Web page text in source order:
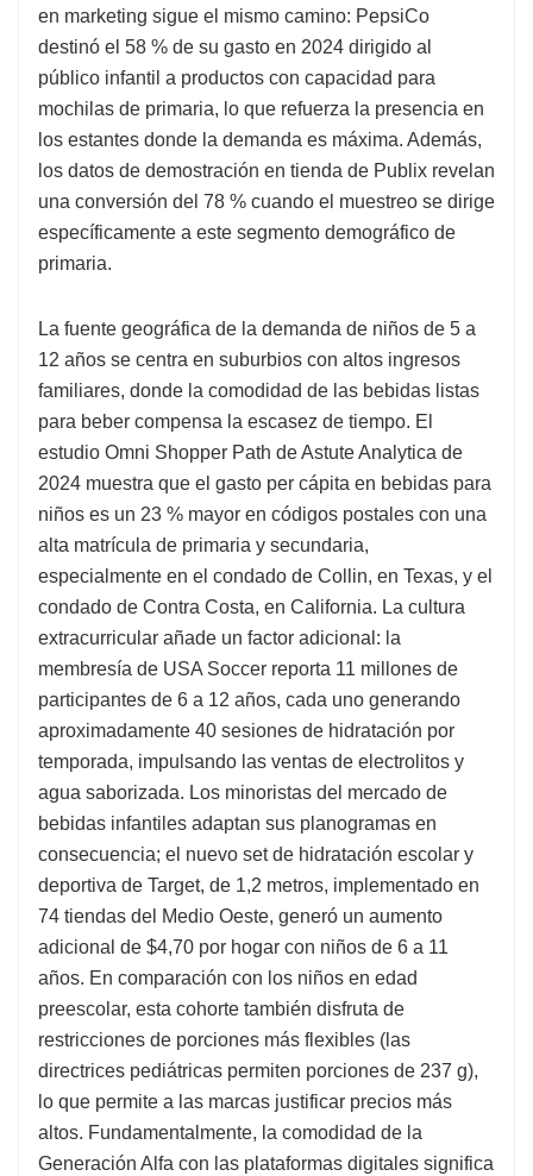
en marketing sigue el mismo camino: PepsiCo
destinó el 58 % de su gasto en 2024 dirigido al
público infantil a productos con capacidad para
mochilas de primaria, lo que refuerza la presencia en
los estantes donde la demanda es máxima. Además,
los datos de demostración en tienda de Publix revelan
una conversión del 78 % cuando el muestreo se dirige
específicamente a este segmento demográfico de
primaria.
La fuente geográfica de la demanda de niños de 5 a
12 años se centra en suburbios con altos ingresos
familiares, donde la comodidad de las bebidas listas
para beber compensa la escasez de tiempo. El
estudio Omni Shopper Path de Astute Analytica de
2024 muestra que el gasto per cápita en bebidas para
niños es un 23 % mayor en códigos postales con una
alta matrícula de primaria y secundaria,
especialmente en el condado de Collin, en Texas, y el
condado de Contra Costa, en California. La cultura
extracurricular añade un factor adicional: la
membresía de USA Soccer reporta 11 millones de
participantes de 6 a 12 años, cada uno generando
aproximadamente 40 sesiones de hidratación por
temporada, impulsando las ventas de electrolitos y
agua saborizada. Los minoristas del mercado de
bebidas infantiles adaptan sus planogramas en
consecuencia; el nuevo set de hidratación escolar y
deportiva de Target, de 1,2 metros, implementado en
74 tiendas del Medio Oeste, generó un aumento
adicional de $4,70 por hogar con niños de 6 a 11
años. En comparación con los niños en edad
preescolar, esta cohorte también disfruta de
restricciones de porciones más flexibles (las
directrices pediátricas permiten porciones de 237 g),
lo que permite a las marcas justificar precios más
altos. Fundamentalmente, la comodidad de la
Generación Alfa con las plataformas digitales significa